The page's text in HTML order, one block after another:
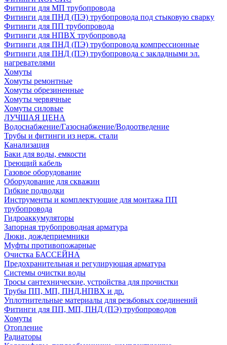
Фитинги для МП трубопровода
Фитинги для ПНД (ПЭ) трубопровода под стыковую сварку
Фитинги для ПП трубопровода
Фитинги для НПВХ трубопровода
Фитинги для ПНД (ПЭ) трубопровода компрессионные
Фитинги для ПНД (ПЭ) трубопровода с закладными эл.
нагревателями
Хомуты
Хомуты ремонтные
Хомуты обрезиненные
Хомуты червячные
Хомуты силовые
ЛУЧШАЯ ЦЕНА
Водоснабжение/Газоснабжение/Водоотведение
Трубы и фитинги из нерж. стали
Канализация
Баки для воды, емкости
Греющий кабель
Газовое оборудование
Оборудование для скважин
Гибкие подводки
Инструменты и комплектующие для монтажа ПП
трубопровода
Гидроаккумуляторы
Запорная трубопроводная арматура
Люки, дождеприемники
Муфты противопожарные
Очистка БАССЕЙНА
Предохранительная и регулирующая арматура
Системы очистки воды
Тросы сантехнические, устройства для прочистки
Трубы ПП, МП, ПНД,НПВХ и др.
Уплотнительные материалы для резьбовых соединений
Фитинги для ПП, МП, ПНД (ПЭ) трубопроводов
Хомуты
Отопление
Радиаторы